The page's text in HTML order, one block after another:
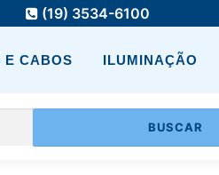
(19) 3534-6100
E CABOS ILUMINAÇÃO